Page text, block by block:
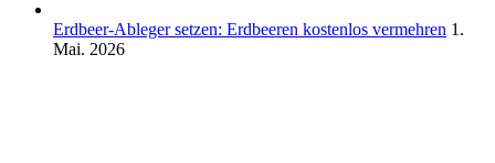
Erdbeer-Ableger setzen: Erdbeeren kostenlos vermehren 1.
Mai. 2026